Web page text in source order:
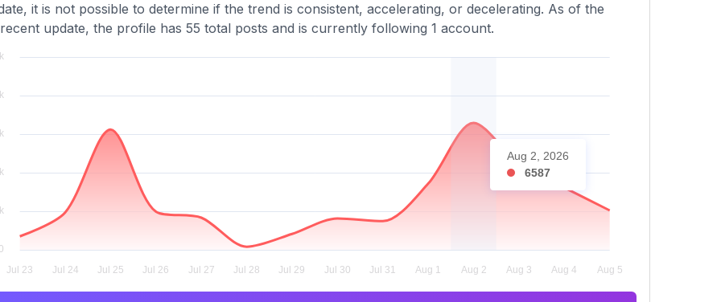
it is not possible to determine if the trend is consistent, accelerating, or decelerating. As of the
update, the profile has 55 total posts and is currently following 1 account.
Aug 2, 2026
6587